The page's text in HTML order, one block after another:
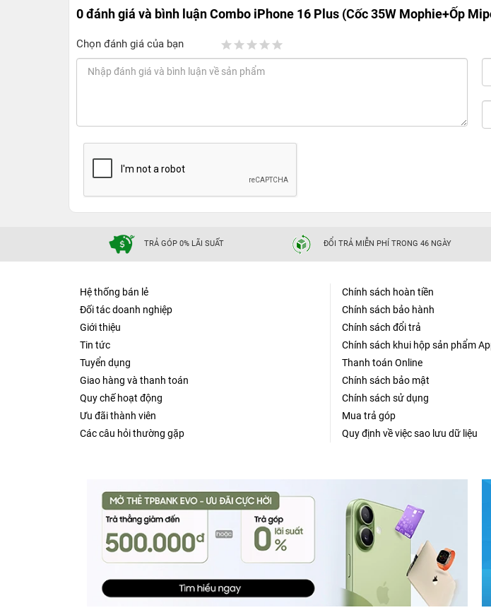
0 đánh giá và bình luậnCombo iPhone 16 Plus (Cốc 35W Mophie+Ốp
Chọn đánh giá của bạn
TRẢ GÓP 0% LÃI SUẤT ĐỔI TRẢ MIỄN PHÍ TRONG 46 NGÀY
Hệ thống bán lẻ
Đối tác doanh nghiệp
Giới thiệu
Tin tức
Tuyển dụng
Giao hàng và thanh toán
Quy chế hoạt động
Ưu đãi thành viên
Các câu hỏi thường gặp
Chính sách hoàn tiền
Chính sách bảo hành
Chính sách đổi trả
Chính sách khui hộp sản phẩm
Thanh toán Online
Chính sách bảo mật
Chính sách sử dụng
Mua trả góp
Quy định về việc sao lưu dữ liệu